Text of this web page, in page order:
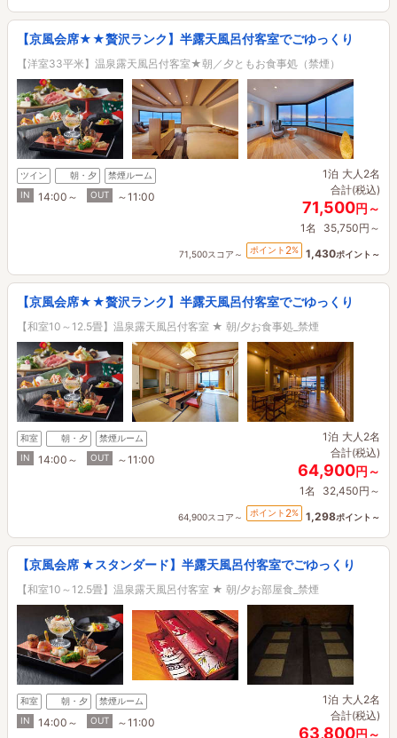
【京風会席★★贅沢ランク】半露天風呂付客室でごゆっくり
【洋室33平米】温泉露天風呂付客室★朝／夕ともお食事処（禁煙）
ツイン 朝・夕
禁煙ルーム
IN
14:00～ OUT ～11:00
1泊 大人2名
合計(税込)
71,500円～
1名 35,750円～
71,500スコア～ ポイント 2% 1,430ポイント～
【京風会席★★贅沢ランク】半露天風呂付客室でごゆっくり
【和室10～12.5畳】温泉露天風呂付客室 ★ 朝/夕お食事処_禁煙
和室 朝・夕
禁煙ルーム
IN
14:00～ OUT ～11:00
1泊 大人2名
合計(税込)
64,900円～
1名 32,450円～
64,900スコア～ ポイント 2% 1,298ポイント～
【京風会席 ★スタンダード】半露天風呂付客室でごゆっくり
【和室10～12.5畳】温泉露天風呂付客室 ★ 朝/夕お部屋食_禁煙
和室 朝・夕
禁煙ルーム
IN
14:00～ OUT ～11:00
1泊 大人2名
合計(税込)
63,800円～